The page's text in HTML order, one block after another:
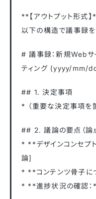
**【アウトプット形式】
以下の構造で議事録を
# 議事録：新規Webサ
ティング (yyyy/mm/
## 1. 決定事項
* （重要な決定事項を
## 2. 議論の要点（論
* **デザインコンセプ
論]
* **コンテンツ骨子に
* **進捗状況の確認